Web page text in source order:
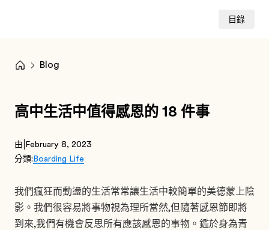
目錄
Blog
高中生活中值得感恩的 18 件事
由 February 8, 2023
分類:Boarding Life
我們瘋狂而動盪的生活常常讓生活中較簡單的美德蒙上陰
影。我們很容易將事物視為理所當然,但隨著感恩節即將
到來,我們有機會反思所有應該感恩的事物。鑑於身為青